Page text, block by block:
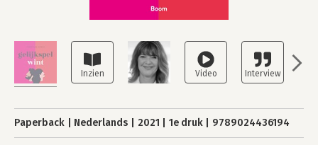
Paperback Nederlands 2021 1e druk 9789024436194